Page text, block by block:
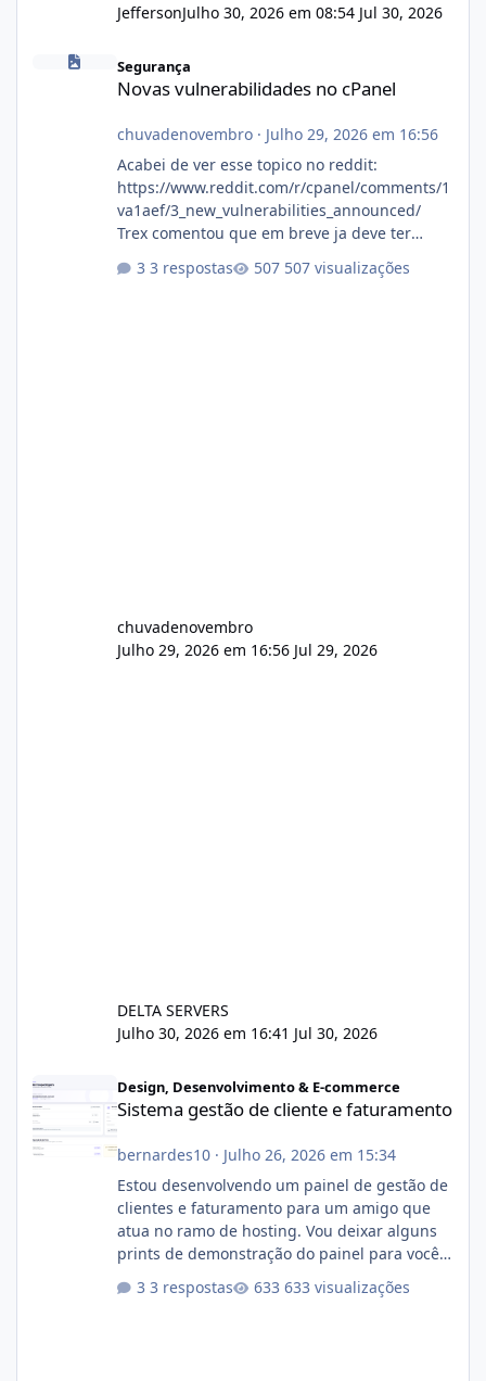
JeffersonJulho 30, 2026 em 08:54 Jul 30, 2026
Novas vulnerabilidades no cPanel
Segurança
Novas vulnerabilidades no cPanel
chuvadenovembro· Julho 29, 2026 em 16:56
Acabei de ver esse topico no reddit:
https://www.reddit.com/r/cpanel/comments/1
va1aef/3_new_vulnerabilities_announced/
Trex comentou que em breve ja deve ter
3 respostas 507 visualizações
chuvadenovembro
Julho 29, 2026 em 16:56 Jul 29, 2026
DELTA SERVERS
Julho 30, 2026 em 16:41 Jul 30, 2026
Design, Desenvolvimento & E-commerce
Sistema gestão de cliente e faturamento
bernardes10· Julho 26, 2026 em 15:34
Estou desenvolvendo um painel de gestão de
clientes e faturamento para um amigo que
atua no ramo de hosting. Vou deixar alguns
prints de demonstração do painel para vocês
com cerca de 80% concluído e conta com
3 respostas 633 visualizações